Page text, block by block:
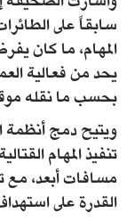
سابقاً على
المهام، ما كان
يحد من فعالية
بحسب ما نقله
ويتيح دمج أنظمة
تنفيذ المهام
مسافات أبعد، مع
القدرة على